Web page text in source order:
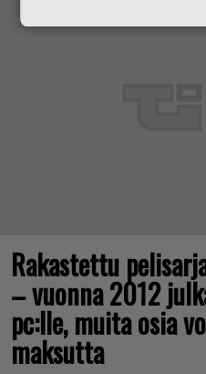
Rakastettu
– vuonna 2012
pc:lle, muita osia
maksutta